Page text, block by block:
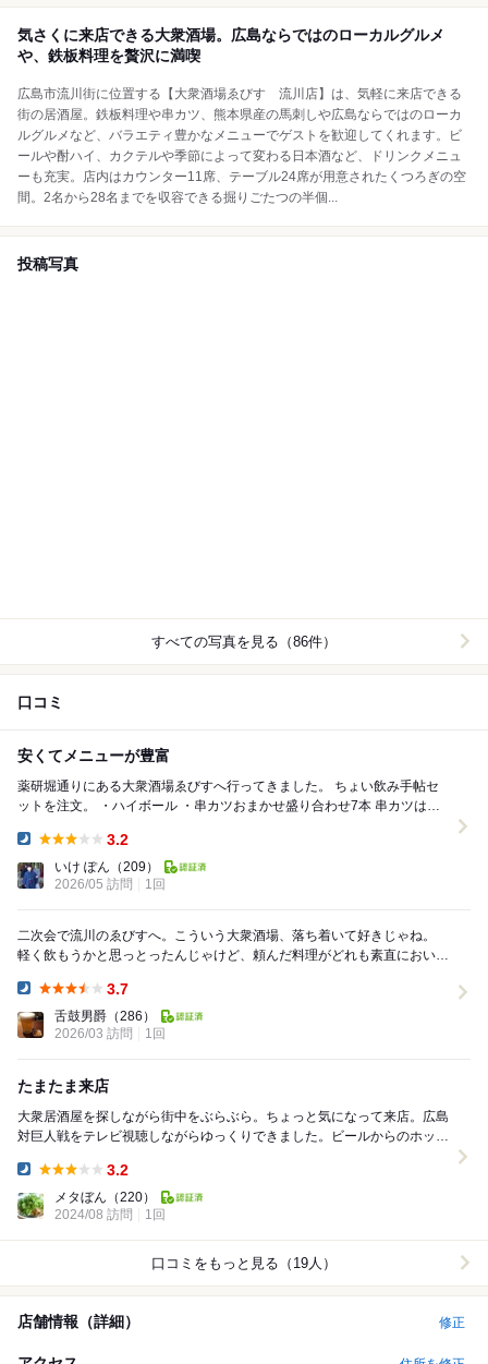
気さくに来店できる大衆酒場。広島ならではのローカルグルメ
や、鉄板料理を贅沢に満喫
広島市流川街に位置する【大衆酒場ゑびす 流川店】は、気軽に来店できる
街の居酒屋。鉄板料理や串カツ、熊本県産の馬刺しや広島ならではのローカ
ルグルメなど、バラエティ豊かなメニューでゲストを歓迎してくれます。ビ
ールや酎ハイ、カクテルや季節によって変わる日本酒など、ドリンクメニュ
ーも充実。店内はカウンター11席、テーブル24席が用意されたくつろぎの空
間。2名から28名までを収容できる掘りごたつの半個...
投稿写真
すべての写真を見る（86件）
口コミ
安くてメニューが豊富
薬研堀通りにある大衆酒場ゑびすへ行ってきました。 ちょい飲み手帖セ
ットを注文。 ・ハイボール ・串カツおまかせ盛り合わせ7本 串カツは、
3.2
いけ ぽん （209）
2026/05 訪問
1回
二次会で流川のゑびすへ。こういう大衆酒場、落ち着いて好きじゃね。
軽く飲もうかと思っとったんじゃけど、頼んだ料理がどれも素直においし
3.7
舌鼓男爵 （286）
2026/03 訪問
1回
たまたま来店
大衆居酒屋を探しながら街中をぶらぶら。ちょっと気になって来店。広島
対巨人戦をテレビ視聴しながらゆっくりできました。ビールからのホッピ
3.2
メタぼん （220）
2024/08 訪問
1回
口コミをもっと見る（19人）
店舗情報（詳細） 修正